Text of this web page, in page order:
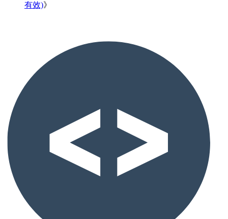
有效)》